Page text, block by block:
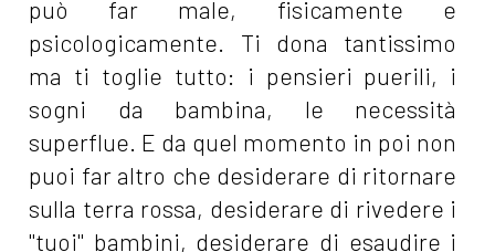
può far male, fisicamente e
psicologicamente. Ti dona tantissimo
ma ti toglie tutto: i pensieri puerili, i
sogni da bambina, le necessità
superflue. E da quel momento in poi non
puoi far altro che desiderare di ritornare
sulla terra rossa, desiderare di rivedere i
"tuoi" bambini, desiderare di esaudire i